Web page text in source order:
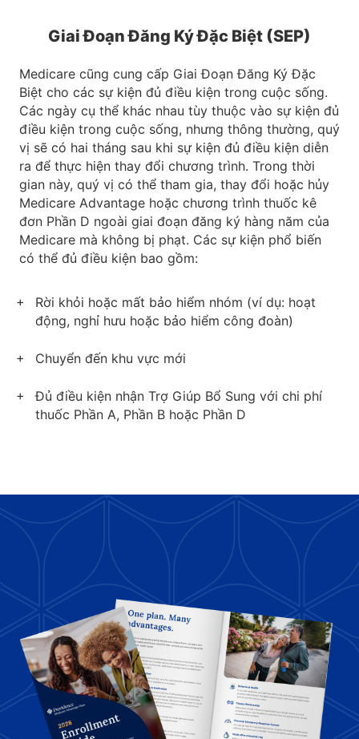
Giai Đoạn Đăng Ký Đặc Biệt (SEP)
Medicare cũng cung cấp Giai Đoạn Đăng Ký Đặc
Biệt cho các sự kiện đủ điều kiện trong cuộc sống.
Các ngày cụ thể khác nhau tùy thuộc vào sự kiện đủ
điều kiện trong cuộc sống, nhưng thông thường, quý
vị sẽ có hai tháng sau khi sự kiện đủ điều kiện diễn
ra để thực hiện thay đổi chương trình. Trong thời
gian này, quý vị có thể tham gia, thay đổi hoặc hủy
Medicare Advantage hoặc chương trình thuốc kê
đơn Phần D ngoài giai đoạn đăng ký hàng năm của
Medicare mà không bị phạt. Các sự kiện phổ biến
có thể đủ điều kiện bao gồm:
Rời khỏi hoặc mất bảo hiểm nhóm (ví dụ: hoạt
động, nghỉ hưu hoặc bảo hiểm công đoàn)
Chuyển đến khu vực mới
Đủ điều kiện nhận Trợ Giúp Bổ Sung với chi phí
thuốc Phần A, Phần B hoặc Phần D